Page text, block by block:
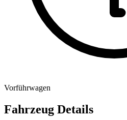
Vorführwagen
Fahrzeug Details